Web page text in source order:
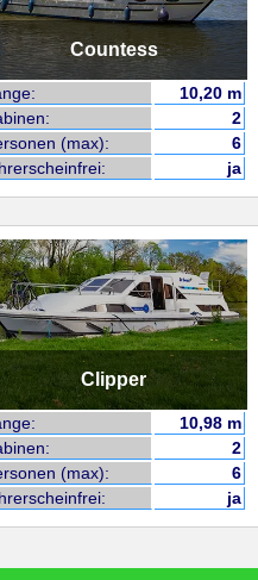
Countess
10,20 m
2
(max):
6
ja
Clipper
10,98 m
2
(max):
6
ja